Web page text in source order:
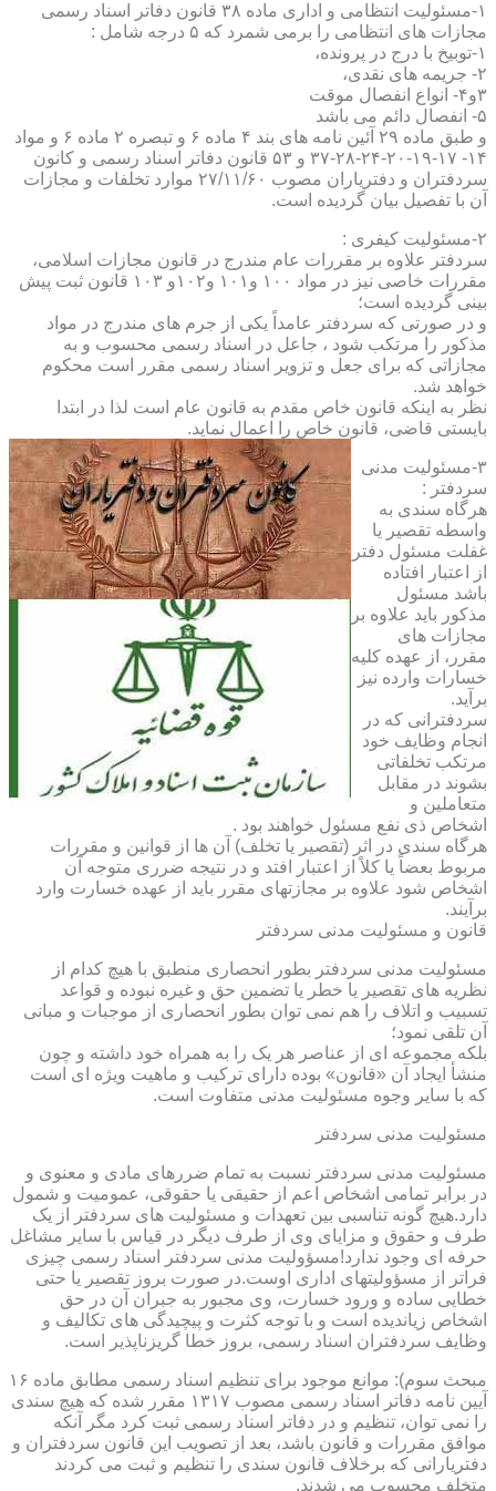
۱-مسئولیت انتظامی و اداری ماده ۳۸ قانون دفاتر اسناد رسمی
مجازات های انتظامی را برمی شمرد که ۵ درجه شامل :
۱-توبیخ با درج در پرونده،
۲- جریمه های نقدی،
۳و۴- انواع انفصال موقت
۵- انفصال دائم می باشد
و طبق ماده ۲۹ آئین نامه های بند ۴ ماده ۶ و تبصره ۲ ماده ۶ و مواد
۱۴- ۱۷-۱۹-۲۰-۲۴-۲۸-۳۷ و ۵۳ قانون دفاتر اسناد رسمی و کانون
سردفتران و دفتریاران مصوب ۲۷/۱۱/۶۰ موارد تخلفات و مجازات
آن با تفصیل بیان گردیده است.
۲-مسئولیت کیفری :
سردفتر علاوه بر مقررات عام مندرج در قانون مجازات اسلامی،
مقررات خاصی نیز در مواد ۱۰۰ و۱۰۱ و۱۰۲و ۱۰۳ قانون ثبت پیش
بینی گردیده است؛
و در صورتی که سردفتر عامداً یکی از جرم های مندرج در مواد
مذکور را مرتکب شود ، جاعل در اسناد رسمی محسوب و به
مجازاتی که برای جعل و تزویر اسناد رسمی مقرر است محکوم
خواهد شد.
نظر به اینکه قانون خاص مقدم به قانون عام است لذا در ابتدا
بایستی قاضی، قانون خاص را اعمال نماید.
۳-مسئولیت مدنی
سردفتر :
هرگاه سندی به
واسطه تقصیر یا
غفلت مسئول دفتر
از اعتبار افتاده
باشد مسئول
مذکور باید علاوه بر
مجازات های
مقرر، از عهده کلیه
خسارات وارده نیز
برآید.
سردفترانی که در
انجام وظایف خود
مرتکب تخلفاتی
بشوند در مقابل
متعاملین و
اشخاص ذی نفع مسئول خواهند بود .
هرگاه سندی در اثر (تقصیر یا تخلف) آن ها از قوانین و مقررات
مربوط بعضاً یا کلاً از اعتبار افتد و در نتیجه ضرری متوجه آن
اشخاص شود علاوه بر مجازتهای مقرر باید از عهده خسارت وارد
برآیند.
قانون و مسئولیت مدنی سردفتر
مسئولیت مدنی سردفتر بطور انحصاری منطبق با هیچ کدام از
نظریه های تقصیر یا خطر یا تضمین حق و غیره نبوده و قواعد
تسبیب و اتلاف را هم نمی توان بطور انحصاری از موجبات و مبانی
آن تلقی نمود؛
بلکه مجموعه ای از عناصر هر یک را به همراه خود داشته و چون
منشأ ایجاد آن «قانون» بوده دارای ترکیب و ماهیت ویژه ای است
که با سایر وجوه مسئولیت مدنی متفاوت است.
مسئولیت مدنی سردفتر
مسئولیت مدنی سردفتر نسبت به تمام ضررهای مادی و معنوی و
در برابر تمامی اشخاص اعم از حقیقی یا حقوقی، عمومیت و شمول
دارد.هیچ گونه تناسبی بین تعهدات و مسئولیت های سردفتر از یک
طرف و حقوق و مزایای وی از طرف دیگر در قیاس با سایر مشاغل
حرفه ای وجود ندارد!مسؤولیت مدنی سردفتر اسناد رسمی چیزی
فراتر از مسؤولیتهای اداری اوست.در صورت بروز تقصیر یا حتی
خطایی ساده و ورود خسارت، وی مجبور به جبران آن در حق
اشخاص زیاندیده است و با توجه کثرت و پیچیدگی های تکالیف و
وظایف سردفتران اسناد رسمی، بروز خطا گریزناپذیر است.
مبحث سوم): موانع موجود برای تنظیم اسناد رسمی مطابق ماده ۱۶
آیین نامه دفاتر اسناد رسمی مصوب ۱۳۱۷ مقرر شده که هیچ سندی
را نمی توان، تنظیم و در دفاتر اسناد رسمی ثبت کرد مگر آنکه
موافق مقررات و قانون باشد، بعد از تصویب این قانون سردفتران و
دفتریارانی که برخلاف قانون سندی را تنظیم و ثبت می کردند
متخلف محسوب می شدند.